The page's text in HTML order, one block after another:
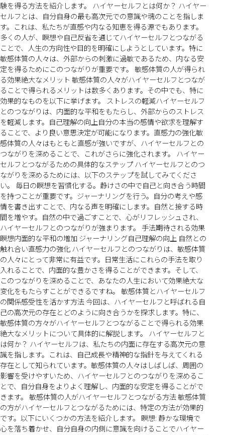
験を得る方法を紹介します。 ハイヤーセルフとは何か？ ハイヤー
セルフとは、自分自身の最も高次元での意識や魂のことを指しま
す。これは、私たちが直感や内なる知恵を得る源でもあります。
多くの人が、瞑想や自己反省を通じてハイヤーセルフとつながる
ことで、人生の方向性や目的を明確にしようとしています。特に
敏感体質の人々は、外部からの刺激に過敏であるため、内なる安
定を得るためにこのつながりが重要です。 敏感体質の人が得られ
る効果絶大なメリット 敏感体質の人々がハイヤーセルフとつなが
ることで得られるメリットは数多くあります。その中でも、特に
効果的なものを以下に挙げます。 ストレスの軽減ハイヤーセルフ
とのつながりは、内面的な平和をもたらし、外部からのストレス
を軽減します。自己理解の向上自分の本当の感情や欲求を理解す
ることで、より良い意思決定が可能になります。直感力の強化敏
感体質の人々はもともと直感が強いですが、ハイヤーセルフとの
つながりを深めることで、これがさらに強化されます。 ハイヤー
セルフとつながるための具体的なステップ ハイヤーセルフとのつ
ながりを深めるためには、以下のステップを試してみてくださ
い。 毎日の瞑想を習慣化する。静けさの中で自己と向き合う時間
を持つことが重要です。ジャーナリングを行う。自分の考えや感
情を書き出すことで、内なる声を明確にします。自然と接する時
間を増やす。自然の中で過ごすことで、心がリフレッシュされ、
ハイヤーセルフとのつながりが強まります。 手法期待される効果
瞑想内面的な平和の増加 ジャーナリング自己理解の向上 自然との
触れ合い直感力の強化 ハイヤーセルフとのつながりは、敏感体質
の人々にとって非常に有益です。日常生活にこれらの手法を取り
入れることで、内面的な豊かさを得ることができます。そして、
このつながりを深めることで、あなたの人生において効果絶大な
変化をもたらすことができるですね。 敏感体質とハイヤーセルフ
の関係感受性を活かす方法 今回は、ハイヤーセルフと呼ばれる自
己の高次元の存在とどのように向き合うかを探求します。特に、
敏感体質の方々がハイヤーセルフとつながることで得られる効果
絶大なメリットについて具体的に解説します。 ハイヤーセルフと
は何か？ ハイヤーセルフは、私たちの内面に存在する高次元の意
識を指します。これは、自己成長や精神的な指針を与えてくれる
存在として知られています。敏感体質の人々はしばしば、周囲の
影響を受けやすいため、ハイヤーセルフとのつながりを深めるこ
とで、自分自身をよりよく理解し、内面的な安定を得ることがで
きます。 敏感体質の人がハイヤーセルフとつながる方法 敏感体質
の方がハイヤーセルフとつながるためには、特定の方法が効果的
です。以下にいくつかの方法を紹介します。 瞑想: 静かな環境で
心を落ち着かせ、自分自身の内側に意識を向けることでハイヤー